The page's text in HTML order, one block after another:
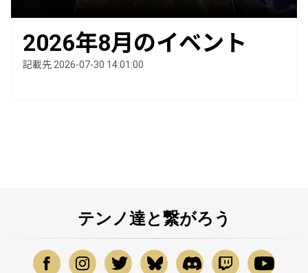
2026年8月のイベント
記載先 2026-07-30 14:01:00
テンノ達と繋がろう